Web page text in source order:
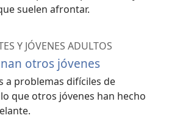
suelen afrontar.
Y JÓVENES ADULTOS
otros jóvenes
a problemas difíciles de
que otros jóvenes han hecho